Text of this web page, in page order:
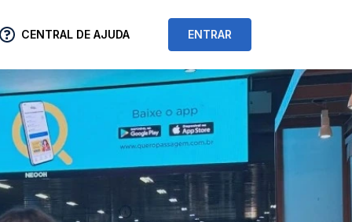
CENTRAL DE AJUDA ENTRAR